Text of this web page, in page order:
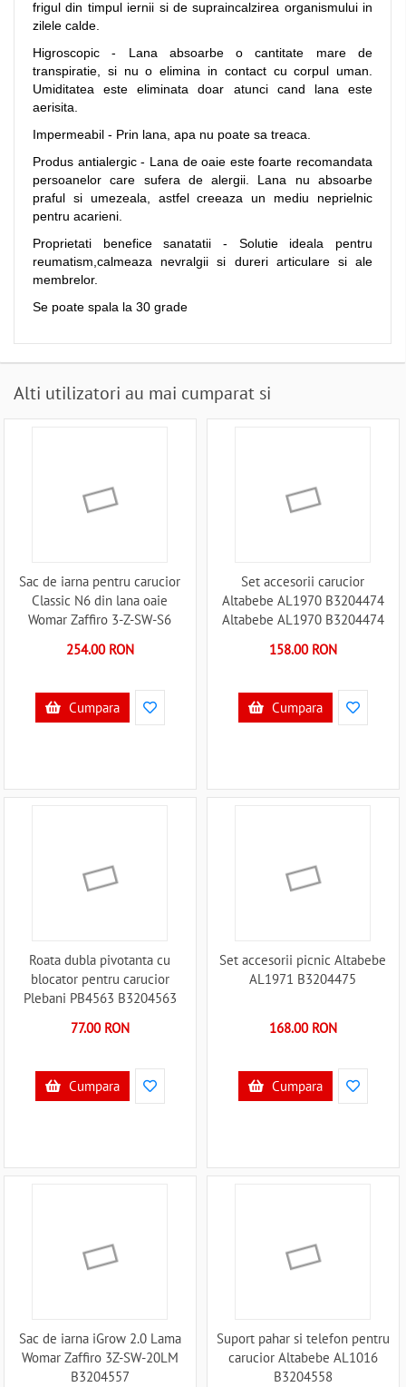
frigul din timpul iernii si de supraincalzirea organismului in
zilele calde.
Higroscopic - Lana absoarbe o cantitate mare de
transpiratie, si nu o elimina in contact cu corpul uman.
Umiditatea este eliminata doar atunci cand lana este
aerisita.
Impermeabil - Prin lana, apa nu poate sa treaca.
Produs antialergic - Lana de oaie este foarte recomandata
persoanelor care sufera de alergii. Lana nu absoarbe
praful si umezeala, astfel creeaza un mediu neprielnic
pentru acarieni.
Proprietati benefice sanatatii - Solutie ideala pentru
reumatism,calmeaza nevralgii si dureri articulare si ale
membrelor.
Se poate spala la 30 grade
Alti utilizatori au mai cumparat si
Sac de iarna pentru carucior
Classic N6 din lana oaie
Womar Zaffiro 3-Z-SW-S6
254.00 RON
Cumpara
Set accesorii carucior
Altabebe AL1970 B3204474
Altabebe AL1970 B3204474
158.00 RON
Cumpara
Roata dubla pivotanta cu
blocator pentru carucior
Plebani PB4563 B3204563
77.00 RON
Cumpara
Set accesorii picnic Altabebe
AL1971 B3204475
168.00 RON
Cumpara
Sac de iarna iGrow 2.0 Lama
Womar Zaffiro 3Z-SW-20LM
B3204557
Suport pahar si telefon pentru
carucior Altabebe AL1016
B3204558